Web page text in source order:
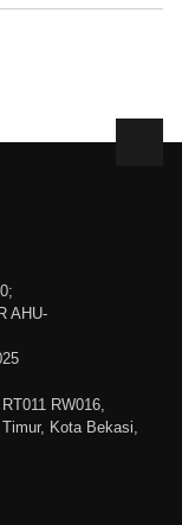
AHU-
RW016,
Kota Bekasi,